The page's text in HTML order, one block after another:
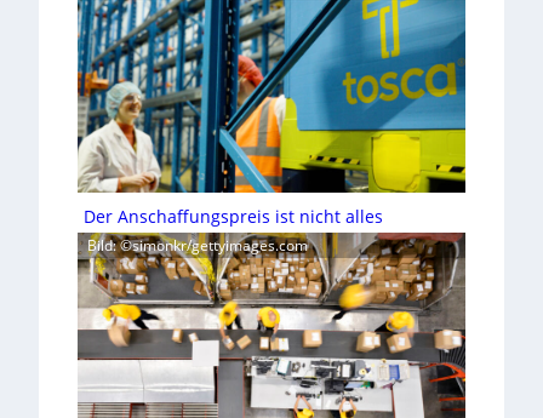
Der Anschaffungspreis ist nicht alles
Bild: ©simonkr/gettyimages.com